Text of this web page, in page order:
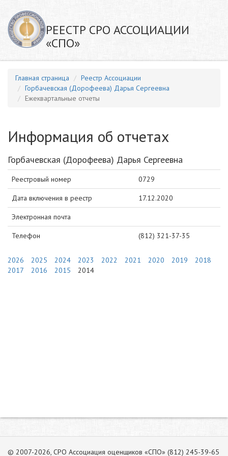
РЕЕСТР СРО АССОЦИАЦИИ
«СПО»
Главная страница
Реестр Ассоциации
Горбачевская (Дорофеева) Дарья Сергеевна
Ежеквартальные отчеты
Информация об отчетах
Горбачевская (Дорофеева) Дарья Сергеевна
Реестровый номер 0729
Дата включения в реестр 17.12.2020
Электронная почта
Телефон (812) 321-37-35
2026 2025 2024 2023 2022 2021 2020 2019
2018
2017
2016 2015 2014
© 2007-2026, СРО Ассоциация оценщиков «СПО» (812) 245-39-65